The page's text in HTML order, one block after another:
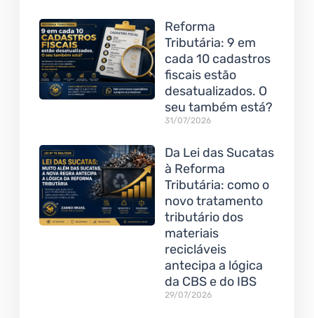
Reforma
Tributária: 9 em
cada 10 cadastros
fiscais estão
desatualizados. O
seu também está?
31/07/2026
Da Lei das Sucatas
à Reforma
Tributária: como o
novo tratamento
tributário dos
materiais
recicláveis
antecipa a lógica
da CBS e do IBS
29/07/2026